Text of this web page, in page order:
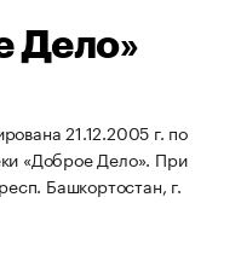
Дело»
21.12.2005 г. по
«Доброе Дело». При
Башкортостан, г.